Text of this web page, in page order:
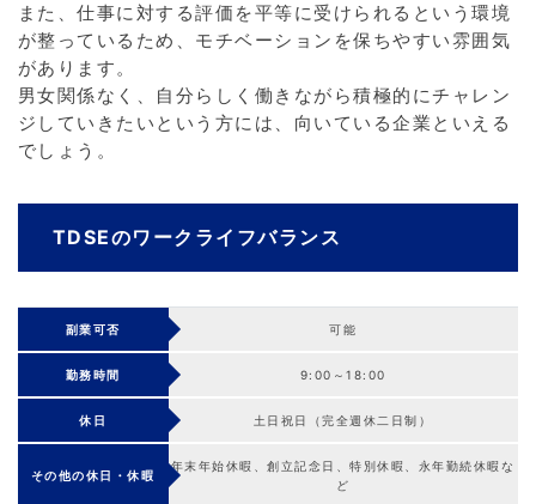
また、仕事に対する評価を平等に受けられるという環境
が整っているため、モチベーションを保ちやすい雰囲気
があります。
男女関係なく、自分らしく働きながら積極的にチャレン
ジしていきたいという方には、向いている企業といえる
でしょう。
TDSEのワークライフバランス
副業可否 可能
勤務時間 9:00～18:00
休日 土日祝日（完全週休二日制）
その他の休日・休暇
年末年始休暇、創立記念日、特別休暇、永年勤続休暇な
ど